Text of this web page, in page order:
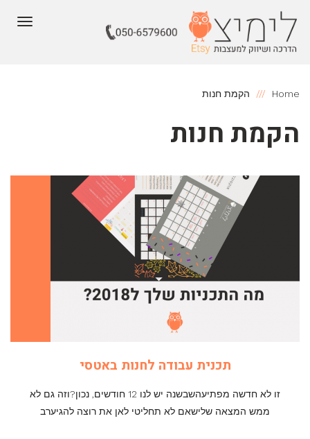
Home הקמת חנות
הקמת חנות
תכנית עבודה לחנות באטסי
זו לא חדשה מפתיעהשבשנה יש לנו 12 חודשים, נכון?וזה גם לא
ממש המצאה שלישאם לא תחליטי לאן את רוצה להגיערב